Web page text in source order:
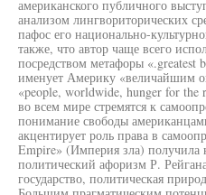
американского публичного
анализом лингвориторических
пафос его национально-
также, что автор чаще всего
посредством метафоры «.greatest
именует Америку «величайшим
«people, worldwide, hunger for
во всем мире стремятся к
понимание свободы
акцентирует роль права в
Empire» (Империя зла) получила
политический афоризм Р.
государство, политическая